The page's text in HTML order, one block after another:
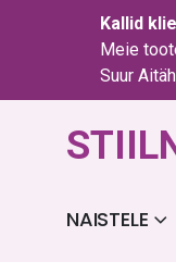
Kallid
Meie
Suur
NAISTELE